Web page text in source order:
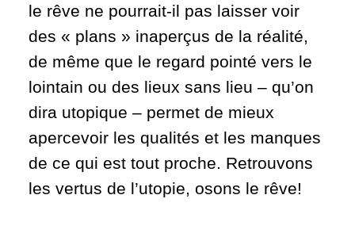
le rêve ne pourrait-il pas laisser voir
des « plans » inaperçus de la réalité,
de même que le regard pointé vers le
lointain ou des lieux sans lieu – qu’on
dira utopique – permet de mieux
apercevoir les qualités et les manques
de ce qui est tout proche. Retrouvons
les vertus de l’utopie, osons le rêve!